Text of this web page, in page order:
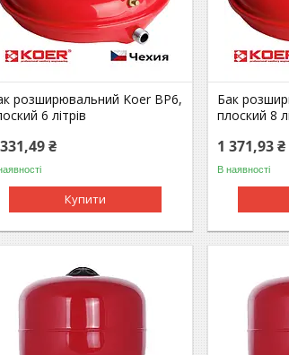
розширювальний Koer BP6,
6 літрів
₴
Купити
Бак
плоский 8
1 371,93 ₴
В наявності